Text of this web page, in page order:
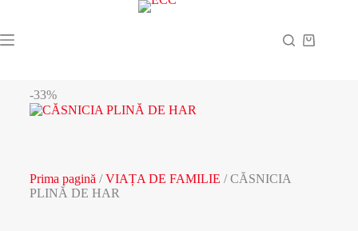
-33%
Prima pagină /VIAȚA DE FAMILIE / CĂSNICIA
PLINĂ DE HAR